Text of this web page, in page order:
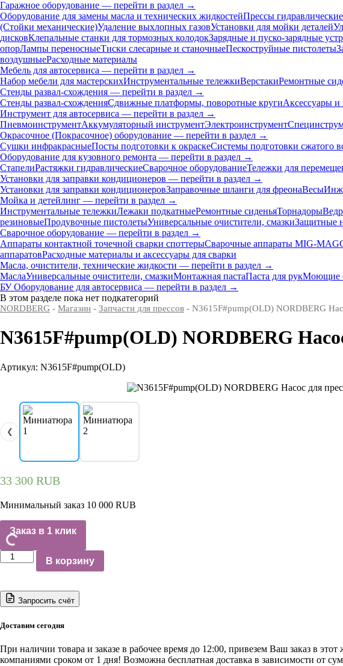
Гаражное оборудование — перейти в раздел →
Оборудование для замены масла и технических жидкостейПрессы гидравлические
(Стойки механические)Удаление выхлопных газовУстановки для мойки деталей
дисковКлепальные станки для тормозных колодокЗарядные и пуско-зарядные
опорЛампы переносныеТиски слесарные и станочныеПескоструйные пистолеты
воздушныеРасходные материалы
Мебель для автосервиса — перейти в раздел →
Набор мебели для мастерскихИнструментальные тележкиВерстакиРемонтные
Стенды развал-схождения — перейти в раздел →
Стенды развал-схожденияСдвижные платформы, поворотные кругиАксессуары и
Инструмент для автосервиса — перейти в раздел →
ПневмоинструментАккумуляторный инструментЭлектроинструмент
Окрасочное (Покрасочное) оборудование — перейти в раздел →
Сушки инфракрасныеПосты подготовки к окраскеСистемы подготовки сжатого
Оборудование для кузовного ремонта — перейти в раздел →
СтапелиРастяжки гидравлическиеСварочное оборудованиеТележки для
Установки для заправки кондиционеров — перейти в раздел →
Установки для заправки кондиционеровЗаправочные шланги для фреонаВесы
Мойка и детейлинг — перейти в раздел →
Инструментальные тележкиЛежаки подкатныеРемонтные сиденьяТорнадоры
резиновыеПродувочные пистолетыУниверсальные очистители, смазкиЗащитные
Сварочное оборудование — перейти в раздел →
Аппараты контактной точечной сварки cпоттерыСварочные аппараты MIG-MAG
аппаратовРасходные материалы и аксессуары для сварки
Масла, очистители, технические жидкости — перейти в раздел →
МаслаУниверсальные очистители, смазкиМонтажная пастаПаста для рукМоющие
БУ Оборудование для автосервиса — перейти в раздел →
В этом разделе пока нет подкатегорий
NORDBERG - Магазин - Запчасти для прессов - N3615F#pump(OLD) NORDBERG
N3615F#pump(OLD) NORDBERG
Артикул: N3615F#pump(OLD)
❮
33 300 RUB
Минимальный заказ 10 000 RUB
Заказ в 1 клик
Количество
товара
Насос
для
N3615F
В корзину
Запросить счёт
Доставим сегодня
При наличии товара и заказе в рабочее время до 12:00, привезем Ваш заказ в
компаниями сроком от 1 дня! Возможна бесплатная доставка в зависимости от